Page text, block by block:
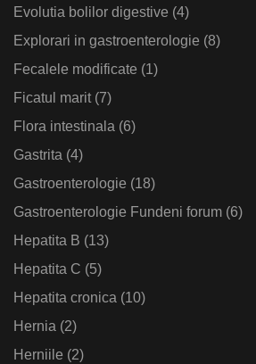
Evolutia bolilor digestive (4)
Explorari in gastroenterologie (8)
Fecalele modificate (1)
Ficatul marit(7)
Flora intestinala (6)
Gastrita (4)
Gastroenterologie (18)
Gastroenterologie Fundeni forum (6)
Hepatita B (13)
Hepatita C (5)
Hepatita cronica (10)
Hernia (2)
Herniile (2)